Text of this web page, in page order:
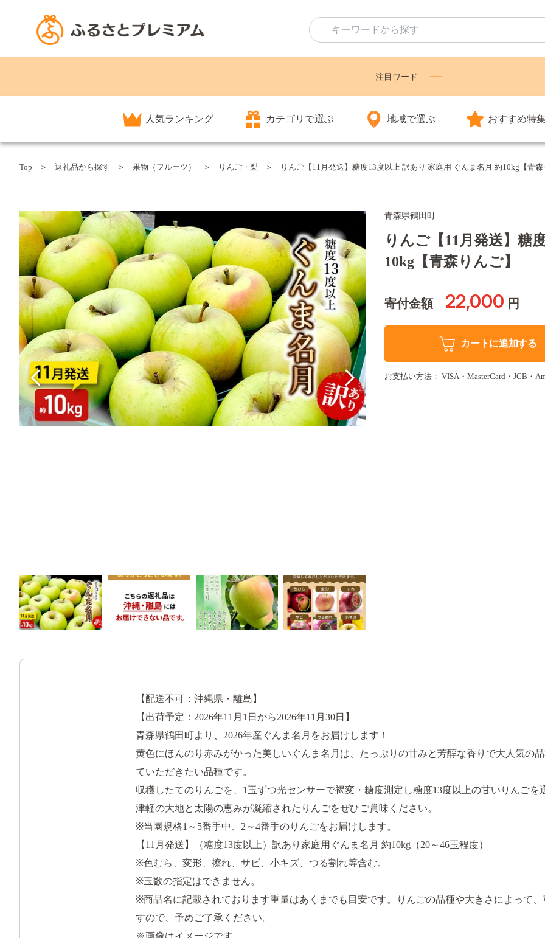
注目ワード
人気ランキング カテゴリで選ぶ 地域で選ぶ おすすめ特
Top 返礼品から探す 果物（フルーツ） りんご・梨 りんご【11月発送】糖度13度以上 訳あり 家庭用 ぐんま名月 約10kg【青
青森県鶴田町
りんご【11月発送】糖
10kg【青森りんご】
寄付金額 22,000 円
カートに追加する
お支払い方法： VISA・MasterCard・JCB・
【配送不可：沖縄県・離島】
【出荷予定：2026年11月1日から2026年11月30日】
青森県鶴田町より、2026年産ぐんま名月をお届けします！
黄色にほんのり赤みがかった美しいぐんま名月は、たっぷりの甘みと芳醇な香りで大人気の
ていただきたい品種です。
収穫したてのりんごを、1玉ずつ光センサーで褐変・糖度測定し糖度13度以上の甘いりんごを
津軽の大地と太陽の恵みが凝縮されたりんごをぜひご賞味ください。
※当園規格1～5番手中、2～4番手のりんごをお届けします。
【11月発送】（糖度13度以上）訳あり家庭用ぐんま名月 約10kg（20～46玉程度）
※色むら、変形、擦れ、サビ、小キズ、つる割れ等含む。
※玉数の指定はできません。
※商品名に記載されております重量はあくまでも目安です。りんごの品種や大きさによって
すので、予めご了承ください。
※画像はイメージです。